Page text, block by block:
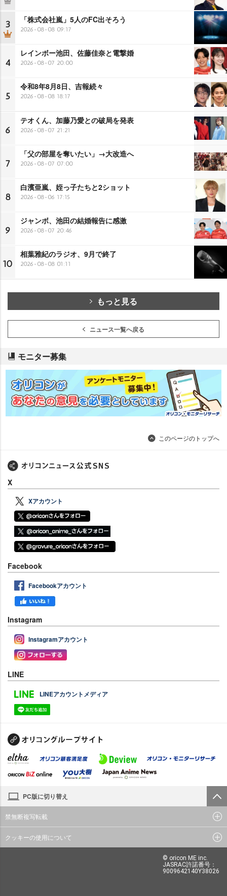
3 「株式会社嵐」5人のFC出そろう
2026-08-08 09:17
4
レインボー池田、佐藤佳奈と電撃婚
2026-08-07 20:00
5
令和8年8月8日、吉報続々
2026-08-08 18:17
6
テオくん、加藤乃愛との破局を発表
2026-08-07 21:21
7
「父の部屋を奪いたい」→大改造へ
2026-08-07 07:00
8
白濱亜嵐、姪っ子たちと2ショット
2026-08-06 17:15
9
ジャンボ、池田の結婚報告に感激
2026-08-07 20:46
10
相葉雅紀のラジオ、9月で終了
2026-08-08 01:11
もっと見る
ニュース一覧へ戻る
モニター募集
このページのトップへ
X
Xアカウント
Facebook
Facebookアカウント
Instagram
Instagramアカウント
LINE
LINEアカウントメディア
PC版に切り替え
禁無断複写転載
クッキーの使用について
© oricon ME inc.
JASRAC許諾番号：
9009642140Y38026